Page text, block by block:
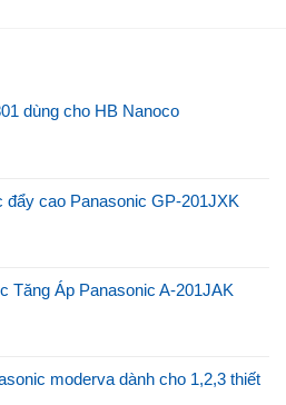
dùng cho HB Nanoco
cao Panasonic GP-201JXK
Tăng Áp Panasonic A-201JAK
moderva dành cho 1,2,3 thiết